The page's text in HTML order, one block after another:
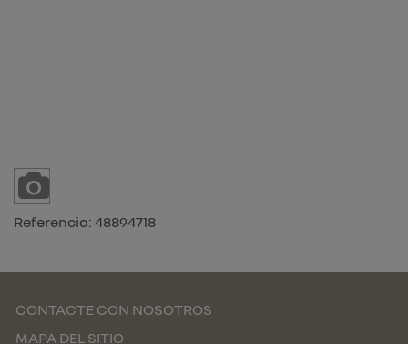
Referencia: 48894718
CONTACTE CON NOSOTROS
MAPA DEL SITIO